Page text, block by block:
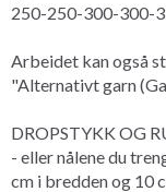
250-250-300-300-
Arbeidet kan også
"Alternativt garn
DROPSTYKK OG
- eller nålene du
cm i bredden og 10